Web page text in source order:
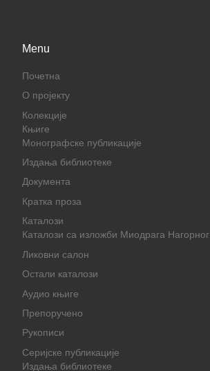
Menu
Почетна
О пројекту
Колекције
Књиге
Монографске публикације
Издања библиотеке
Документа
Кратка проза
Каталози
Каталози са изложби Миодрага Нагорног
Ликовни салон
Остали каталози
Аудио књиге
Препоручено
Рукописи
Серијске публикације
Издања библиотеке